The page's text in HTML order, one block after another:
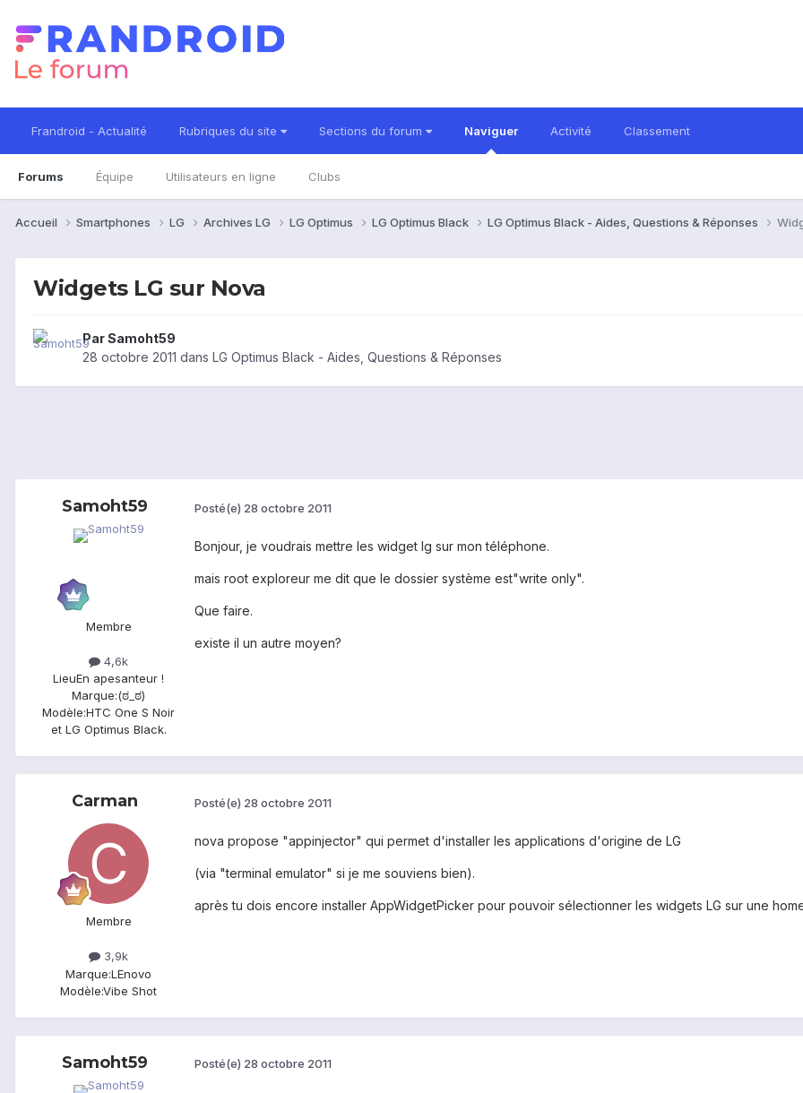
Frandroid - Actualité Rubriques du site Sections du forum Naviguer
Forums Équipe Utilisateurs en ligne Clubs
Activité Classement
Accueil Smartphones LG Archives LG LG Optimus LG Optimus Black LG Optimus Black - Aides, Questions & Réponses
Widgets LG sur Nova
ParSamoht59
28 octobre 2011 dans LG Optimus Black - Aides, Questions & Réponses
Samoht59
Membre
4,6k
LieuEn apesanteur !
Marque:(ಠ_ಠ)
Modèle:HTC One S Noir
et LG Optimus Black.
Posté(e) 28 octobre 2011
Bonjour, je voudrais mettre les widget lg sur mon téléphone.
mais root exploreur me dit que le dossier système est"write only".
Que faire.
existe il un autre moyen?
Carman
Membre
3,9k
Marque:LEnovo
Modèle:Vibe Shot
Posté(e) 28 octobre 2011
nova propose "appinjector" qui permet d'installer les applications d'origine de LG
(via "terminal emulator" si je me souviens bien).
après tu dois encore installer AppWidgetPicker pour pouvoir sélectionner les widgets LG sur une
Samoht59 Posté(e) 28 octobre 2011